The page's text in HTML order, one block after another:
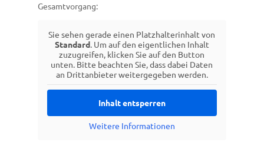
Gesamtvorgang:
Sie sehen gerade einen Platzhalterinhalt von
Standard. Um auf den eigentlichen Inhalt
zuzugreifen, klicken Sie auf den Button
unten. Bitte beachten Sie, dass dabei Daten
an Drittanbieter weitergegeben werden.
Inhalt entsperren
Weitere Informationen